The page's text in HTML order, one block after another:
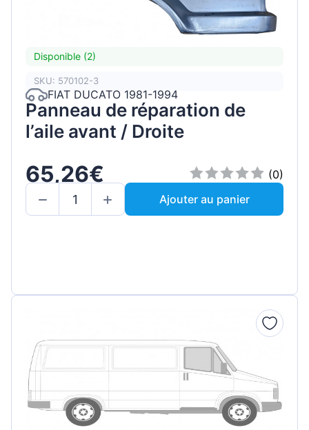
Disponible (2)
SKU: 570102-3
FIAT DUCATO 1981-1994
Panneau de réparation de
l’aile avant / Droite
65,26€
(0)
Ajouter au panier